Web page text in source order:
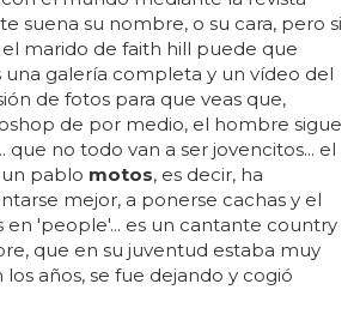
suena su nombre, o su cara, pero si
marido de faith hill puede que
una galería completa y un vídeo del
de fotos para que veas que,
de por medio, el hombre sigue
que no todo van a ser jovencitos... el
pablo motos, es decir, ha
mejor, a ponerse cachas y el
en 'people'... es un cantante country
que en su juventud estaba muy
años, se fue dejando y cogió